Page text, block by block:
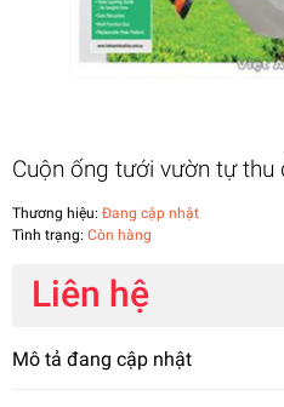
Cuộn ống tưới vườn tự thu
Thương hiệu: Đang cập nhật
Tình trạng: Còn hàng
Liên hệ
Mô tả đang cập nhật